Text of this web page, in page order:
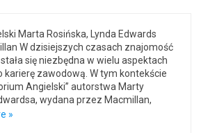
Marta Rosińska, Lynda Edwards
W dzisiejszych czasach znajomość
się niezbędna w wielu aspektach
karierę zawodową. W tym kontekście
Angielski” autorstwa Marty
wydana przez Macmillan,
»